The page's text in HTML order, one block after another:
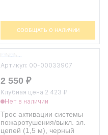
СООБЩАТЬ О НАЛИЧИИ
Артикул: 00-00033907
2 550 ₽
Клубная цена 2 423 ₽
Нет в наличии
Трос активации системы
пожаротушения/выкл. эл.
цепей (1,5 м), черный